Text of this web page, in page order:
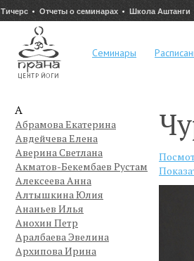
Тичерс Отчеты о семинарах Школа Аштанги
Семинары
А
Абрамова Екатерина
Авдейчева Елена
Аверина Светлана
Акматов-Бекембаев Рустам
Алексеева Анна
Алтышкина Юлия
Ананьев Илья
Анохин Петр
Аралбаева Эвелина
Архипова Ирина